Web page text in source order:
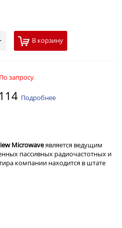
В корзину
По запросу
Подробнее
Microwaveявляется ведущим
пассивных радиочастотных и
компании находится в штате